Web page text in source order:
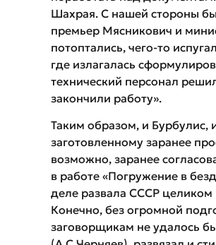
Шахрая. С нашей стороны
премьер Мясникович и
потоптались, чего-то
где излагалась
технический персонал
закончили работу».
Таким образом, и Бурбулис,
заготовленному заранее
возможно, заранее
в работе «Погружение в
деле развала СССР целиком
Конечно, без огромной
заговорщикам не удалось